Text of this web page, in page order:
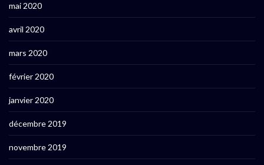
mai 2020
avril 2020
mars 2020
février 2020
janvier 2020
décembre 2019
novembre 2019